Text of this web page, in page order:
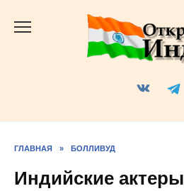
ГЛАВНАЯ » БОЛЛИВУД
Индийские актеры